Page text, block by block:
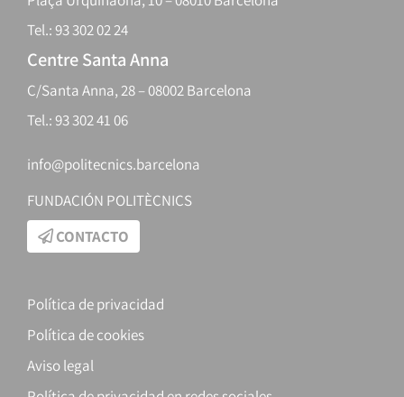
Tel.: 93 302 02 24
Centre Santa Anna
C/Santa Anna, 28 – 08002 Barcelona
Tel.: 93 302 41 06
info@politecnics.barcelona
FUNDACIÓN POLITÈCNICS
CONTACTO
Política de privacidad
Política de cookies
Aviso legal